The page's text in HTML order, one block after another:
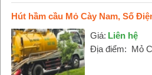
Hút hầm cầu Mỏ Cày Nam, Số
Giá: Liên hệ
Địa điểm: Mỏ